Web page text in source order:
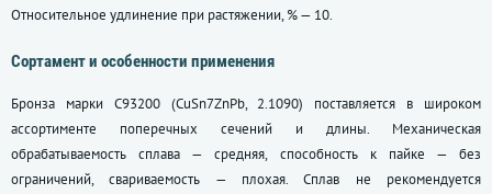
Относительное удлинение при растяжении, % — 10.
Сортамент и особенности применения
Бронза марки С93200 (CuSn7ZnPb, 2.1090) поставляется в широком
ассортименте поперечных сечений и длины. Механическая
обрабатываемость сплава — средняя, способность к пайке — без
ограничений, свариваемость — плохая. Сплав не рекомендуется